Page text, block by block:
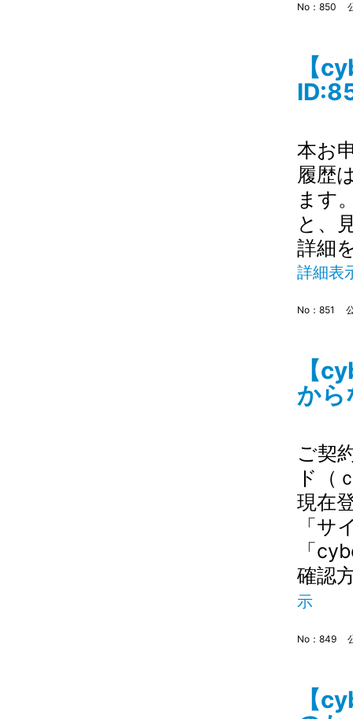
No：850
【
本お
履歴
ます
と、
詳細
詳細表
No：851
【
か
ご契
ド（
現在
「サ
「
確認
示
No：849
【